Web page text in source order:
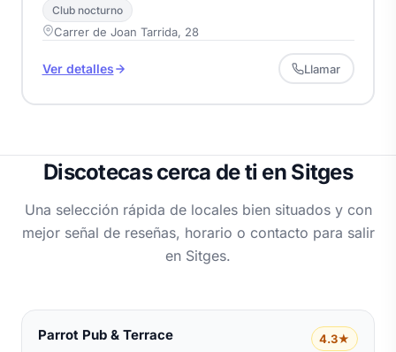
Club nocturno
Carrer de Joan Tarrida, 28
Ver detalles Llamar
Discotecas cerca de ti en Sitges
Una selección rápida de locales bien situados y con
mejor señal de reseñas, horario o contacto para salir
en Sitges.
Parrot Pub & Terrace
4.3★